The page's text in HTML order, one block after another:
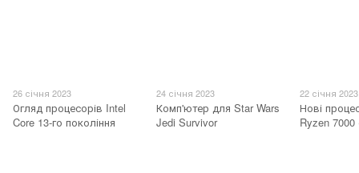
26 січня 2023
Огляд процесорів Intel
Core 13-го покоління
24 січня 2023
Комп'ютер для Star Wars
Jedi Survivor
22 січня 2023
Нові
Ryzen 7000